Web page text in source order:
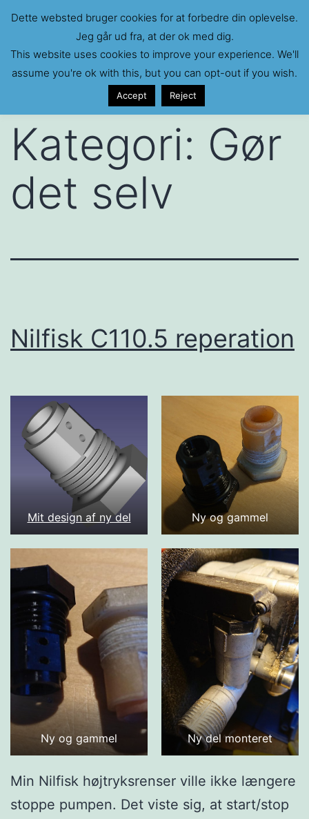
Fortsæt
indhold
TOMAS HJEMMESIDE
Min foto/vejr/3D print blog
Menu
Kategori: Gør
det selv
Nilfisk C110.5 reperation
Mit design af ny del Ny og gammel
Ny og gammel Ny del monteret
Min Nilfisk højtryksrenser ville ikke længere
stoppe pumpen. Det viste sig, at start/stop
Dette websted bruger cookies for at forbedre din oplevelse.
Jeg går ud fra, at der ok med dig.
This website uses cookies to improve your experience. We'll
assume you're ok with this, but you can opt-out if you wish.
Accept Reject